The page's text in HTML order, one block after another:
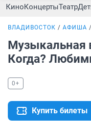
КиноКонцертыТеатр
ВЛАДИВОСТОК АФИША
Музыкальная
Когда?
0+
Купить билеты